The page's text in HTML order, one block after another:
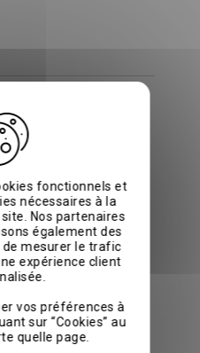
les avis
3>
similaires
fonctionnels et
nécessaires à la
Nos partenaires
également des
mesurer le trafic
expérience client
vos préférences à
sur “Cookies” au
quelle page.